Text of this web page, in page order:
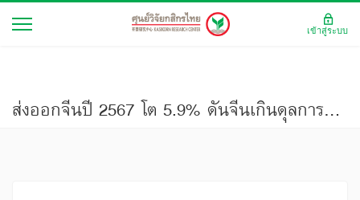
ส่งออกจีนปี 2567 โต 5.9% ดันจีนเกินดุลการค้าทั่วโลกสูงสุดเป็นประวัติการณ์
เข้าสู่ระบบ